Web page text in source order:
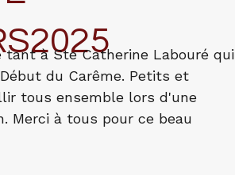
à Ste Catherine Labouré qui
du Carême. Petits et
tous ensemble lors d'une
Merci à tous pour ce beau